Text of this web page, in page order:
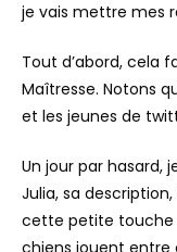
je vais mettre mes
Tout d’abord, cela
Maîtresse. Notons
et les jeunes de
Un jour par hasard,
Julia, sa
cette petite touche
chiens jouent entre